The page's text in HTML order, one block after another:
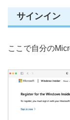
サインイン
ここで自分の